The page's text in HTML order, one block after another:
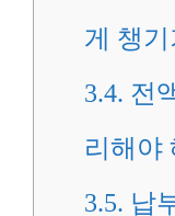
게 챙기
3.4. 전
리해야
3.5. 납